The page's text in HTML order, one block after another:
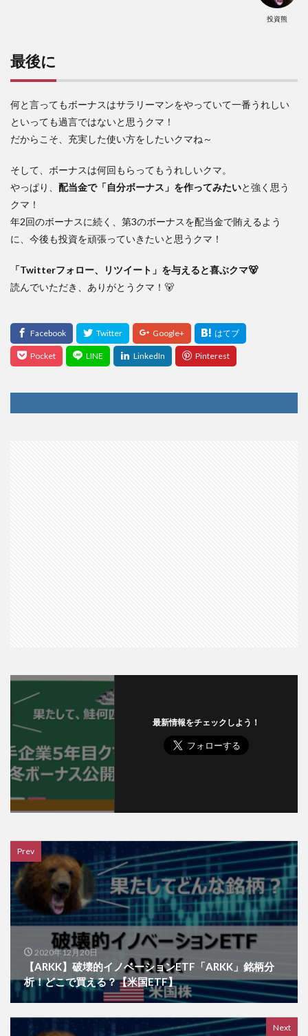
投資熊
最後に
何と言ってもボーナスはサラリーマンをやっていて一番うれしい
といっても過言ではないと思うクマ！
だからこそ、充実した使い方をしたいクマね～
そして、ボーナスは何回もらってもうれしいクマ。
やっぱり、 配当金で「自分ボーナス」を作ってみたいと強く思う
クマ！
年2回のボーナスに続く、第3のボーナスを配当金で賄えるよう
に、今後も投資を頑張っていきたいと思うクマ！
「Twitterフォロー、リツイート」を与えると喜ぶクマ🐻
読んでいただき、ありがとうクマ！🐻
最新情報をチェックしよう！
Prev
2020年12月20日
【ARKK】破壊的イノベーションETF「ARKK」銘柄分
析！どこで買える？【米国ETF】
Next